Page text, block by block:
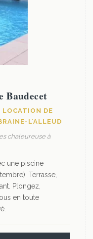
Baudecet
LOCATION DE
L’ALLEUD
chaleureuse à
une piscine
Terrasse,
Plongez,
en toute